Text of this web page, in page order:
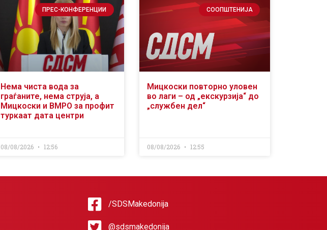
ПРЕС-КОНФЕРЕНЦИИ
Нема чиста вода за
граѓаните, нема струја, а
Мицкоски и ВМРО за профит
туркаат дата центри
08/08/2026 12:56
СООПШТЕНИЈА
Мицкоски повторно уловен
во лаги – од „екскурзија“ до
„службен дел“
08/08/2026 12:55
/SDSMakedonija
@sdsmakedonija